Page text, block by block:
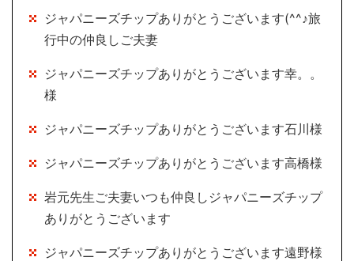
ジャパニーズチップありがとうございます(^^♪旅
行中の仲良しご夫妻
ジャパニーズチップありがとうございます幸。。
様
ジャパニーズチップありがとうございます石川様
ジャパニーズチップありがとうございます高橋様
岩元先生ご夫妻いつも仲良しジャパニーズチップ
ありがとうございます
ジャパニーズチップありがとうございます遠野様